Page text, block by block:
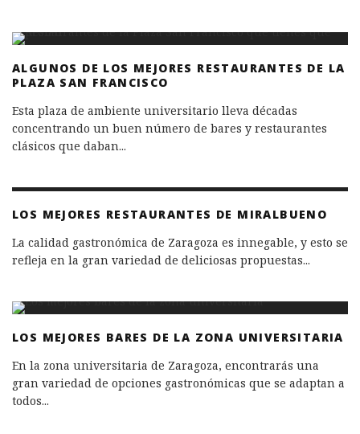
ALGUNOS DE LOS MEJORES RESTAURANTES DE LA
PLAZA SAN FRANCISCO
Esta plaza de ambiente universitario lleva décadas
concentrando un buen número de bares y restaurantes
clásicos que daban...
LOS MEJORES RESTAURANTES DE MIRALBUENO
La calidad gastronómica de Zaragoza es innegable, y esto se
refleja en la gran variedad de deliciosas propuestas...
LOS MEJORES BARES DE LA ZONA UNIVERSITARIA
En la zona universitaria de Zaragoza, encontrarás una
gran variedad de opciones gastronómicas que se adaptan a
todos...